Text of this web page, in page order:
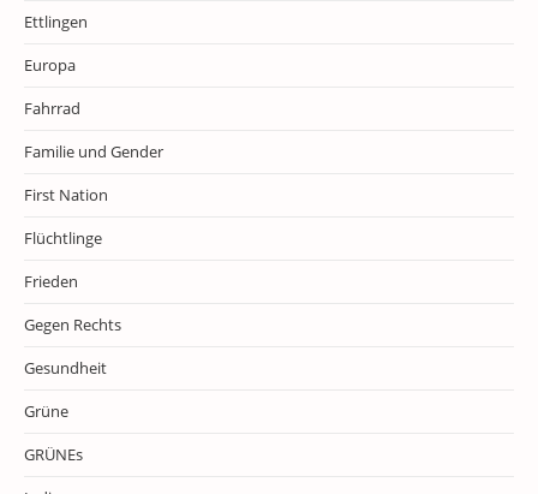
Ettlingen
Europa
Fahrrad
Familie und Gender
First Nation
Flüchtlinge
Frieden
Gegen Rechts
Gesundheit
Grüne
GRÜNEs